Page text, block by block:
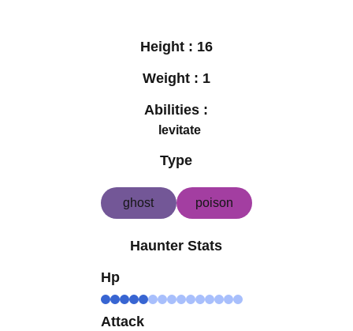
Height : 16
Weight : 1
Abilities :
levitate
Type
ghost poison
Haunter Stats
Hp
Attack